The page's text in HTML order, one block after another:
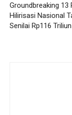
Groundbreaking 13
Hilirisasi Nasional
Senilai Rp116 Triliun